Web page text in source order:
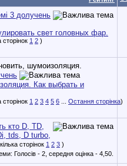
свет головных фар.
1 2 )
Как выбрать и
1 2 3 4 5 6 Остання сторінка)
кто D, TD,
tds, D turbo,
1 2 3 )